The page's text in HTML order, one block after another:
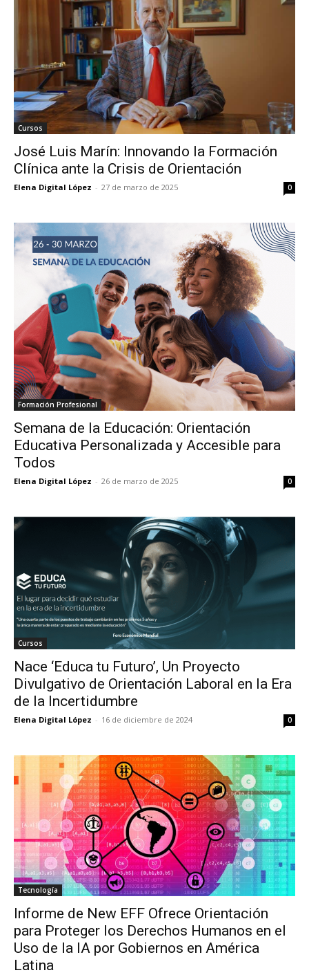
Cursos
José Luis Marín: Innovando la Formación
Clínica ante la Crisis de Orientación
Elena Digital López - 27 de marzo de 2025 0
Formación Profesional
Semana de la Educación: Orientación
Educativa Personalizada y Accesible para
Todos
Elena Digital López - 26 de marzo de 2025 0
Cursos
Nace ‘Educa tu Futuro’, Un Proyecto
Divulgativo de Orientación Laboral en la Era
de la Incertidumbre
Elena Digital López - 16 de diciembre de 2024 0
Tecnología
Informe de New EFF Ofrece Orientación
para Proteger los Derechos Humanos en el
Uso de la IA por Gobiernos en América
Latina